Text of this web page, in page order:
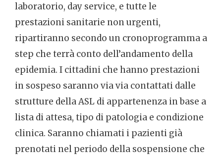
laboratorio, day service, e tutte le
prestazioni sanitarie non urgenti,
ripartiranno secondo un cronoprogramma a
step che terrà conto dell’andamento della
epidemia. I cittadini che hanno prestazioni
in sospeso saranno via via contattati dalle
strutture della ASL di appartenenza in base a
lista di attesa, tipo di patologia e condizione
clinica. Saranno chiamati i pazienti già
prenotati nel periodo della sospensione che